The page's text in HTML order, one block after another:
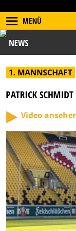
MENÜ
NEWS
1. MANNSCHAFT
PATRICK
Video